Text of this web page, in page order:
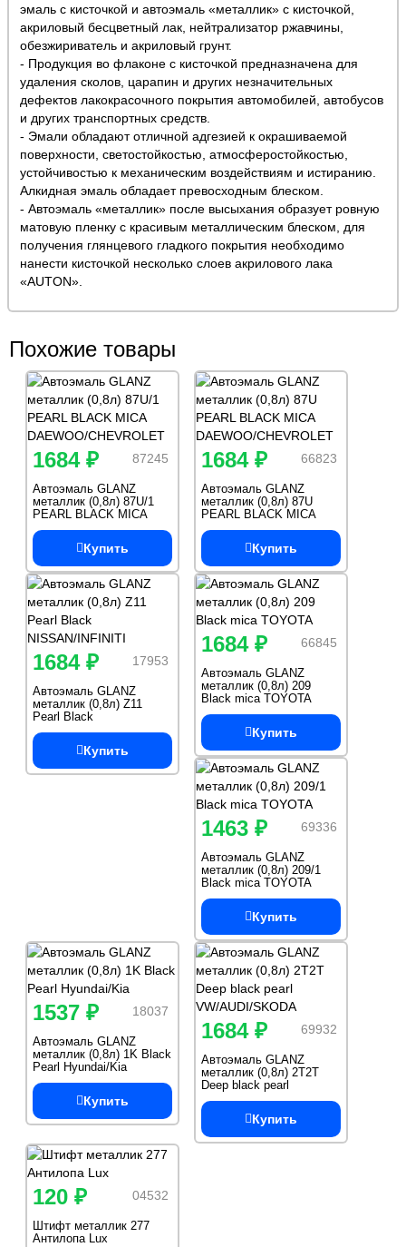
эмаль с кисточкой и автоэмаль «металлик» с кисточкой,
акриловый бесцветный лак, нейтрализатор ржавчины,
обезжириватель и акриловый грунт.
- Продукция во флаконе с кисточкой предназначена для
удаления сколов, царапин и других незначительных
дефектов лакокрасочного покрытия автомобилей, автобусов
и других транспортных средств.
- Эмали обладают отличной адгезией к окрашиваемой
поверхности, светостойкостью, атмосферостойкостью,
устойчивостью к механическим воздействиям и истиранию.
Алкидная эмаль обладает превосходным блеском.
- Автоэмаль «металлик» после высыхания образует ровную
матовую пленку с красивым металлическим блеском, для
получения глянцевого гладкого покрытия необходимо
нанести кисточкой несколько слоев акрилового лака
«AUTON».
Похожие товары
87245
1684 ₽
Автоэмаль GLANZ
металлик (0,8л) 87U/1
PEARL BLACK MICA
DAEWOO/CHEVROLET
Купить
66823
1684 ₽
Автоэмаль GLANZ
металлик (0,8л) 87U
PEARL BLACK MICA
DAEWOO/CHEVROLET
Купить
17953
1684 ₽
Автоэмаль GLANZ
металлик (0,8л) Z11
Pearl Black
NISSAN/INFINITI
Купить
66845
1684 ₽
Автоэмаль GLANZ
металлик (0,8л) 209
Black mica TOYOTA
Купить
69336
1463 ₽
Автоэмаль GLANZ
металлик (0,8л) 209/1
Black mica TOYOTA
Купить
18037
1537 ₽
Автоэмаль GLANZ
металлик (0,8л) 1K Black
Pearl Hyundai/Kia
Купить
69932
1684 ₽
Автоэмаль GLANZ
металлик (0,8л) 2Т2Т
Deep black pearl
VW/AUDI/SKODA
Купить
04532
120 ₽
Штифт металлик 277
Антилопа Lux